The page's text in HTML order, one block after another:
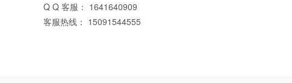
Q Q 客服： 1641640909
客服热线： 15091544555